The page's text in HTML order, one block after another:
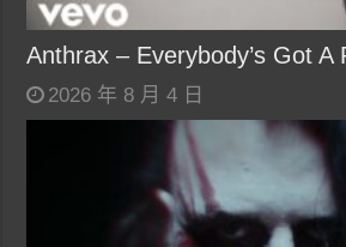
Anthrax – Everybody’s Got A
2026 年 8 月 4 日